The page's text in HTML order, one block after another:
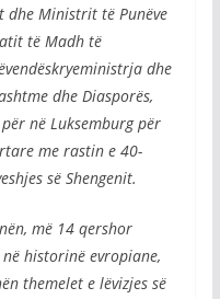
dhe Ministrit të Punëve
të Madh të
dhe
dhe Diasporës,
në Luksemburg për
me rastin e 40-
së Shengenit.
më 14 qershor
historinë evropiane,
themelet e lëvizjes së